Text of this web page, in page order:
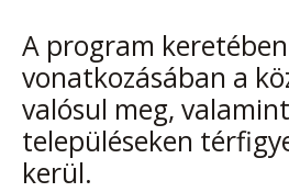
A program
vonatkozásában a
valósul meg,
településeken
kerül.